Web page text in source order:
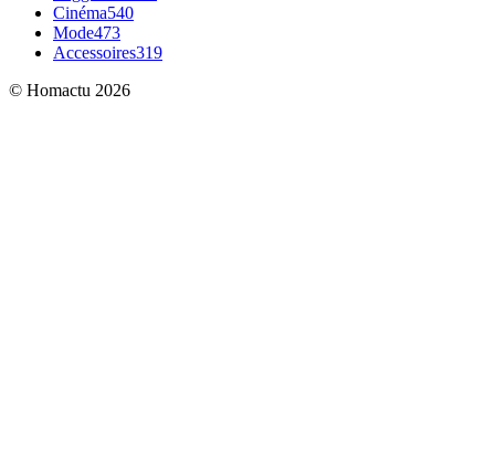
Cinéma540
Mode473
Accessoires319
© Homactu 2026